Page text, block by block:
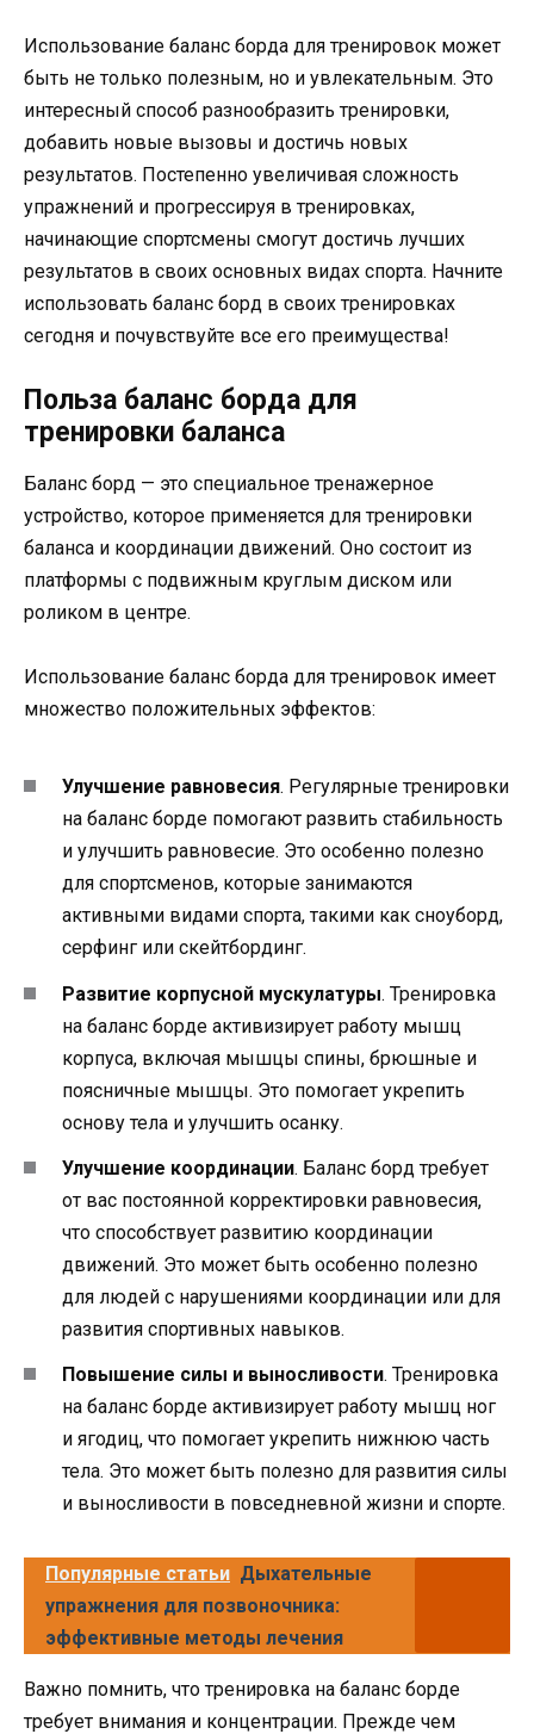
Использование баланс борда для тренировок может
быть не только полезным, но и увлекательным. Это
интересный способ разнообразить тренировки,
добавить новые вызовы и достичь новых
результатов. Постепенно увеличивая сложность
упражнений и прогрессируя в тренировках,
начинающие спортсмены смогут достичь лучших
результатов в своих основных видах спорта. Начните
использовать баланс борд в своих тренировках
сегодня и почувствуйте все его преимущества!
Польза баланс борда для
тренировки баланса
Баланс борд — это специальное тренажерное
устройство, которое применяется для тренировки
баланса и координации движений. Оно состоит из
платформы с подвижным круглым диском или
роликом в центре.
Использование баланс борда для тренировок имеет
множество положительных эффектов:
Улучшение равновесия. Регулярные тренировки
на баланс борде помогают развить стабильность
и улучшить равновесие. Это особенно полезно
для спортсменов, которые занимаются
активными видами спорта, такими как сноуборд,
серфинг или скейтбординг.
Развитие корпусной мускулатуры. Тренировка
на баланс борде активизирует работу мышц
корпуса, включая мышцы спины, брюшные и
поясничные мышцы. Это помогает укрепить
основу тела и улучшить осанку.
Улучшение координации. Баланс борд требует
от вас постоянной корректировки равновесия,
что способствует развитию координации
движений. Это может быть особенно полезно
для людей с нарушениями координации или для
развития спортивных навыков.
Повышение силы и выносливости. Тренировка
на баланс борде активизирует работу мышц ног
и ягодиц, что помогает укрепить нижнюю часть
тела. Это может быть полезно для развития силы
и выносливости в повседневной жизни и спорте.
Популярные статьи Дыхательные
упражнения для позвоночника:
эффективные методы лечения
Важно помнить, что тренировка на баланс борде
требует внимания и концентрации. Прежде чем